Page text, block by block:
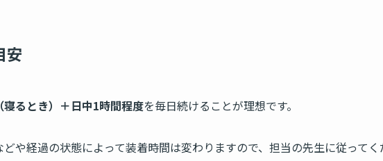
安
寝るとき）＋日中1時間程度を毎日続けることが理想です。
や経過の状態によって装着時間は変わりますので、担当の先生に従ってく